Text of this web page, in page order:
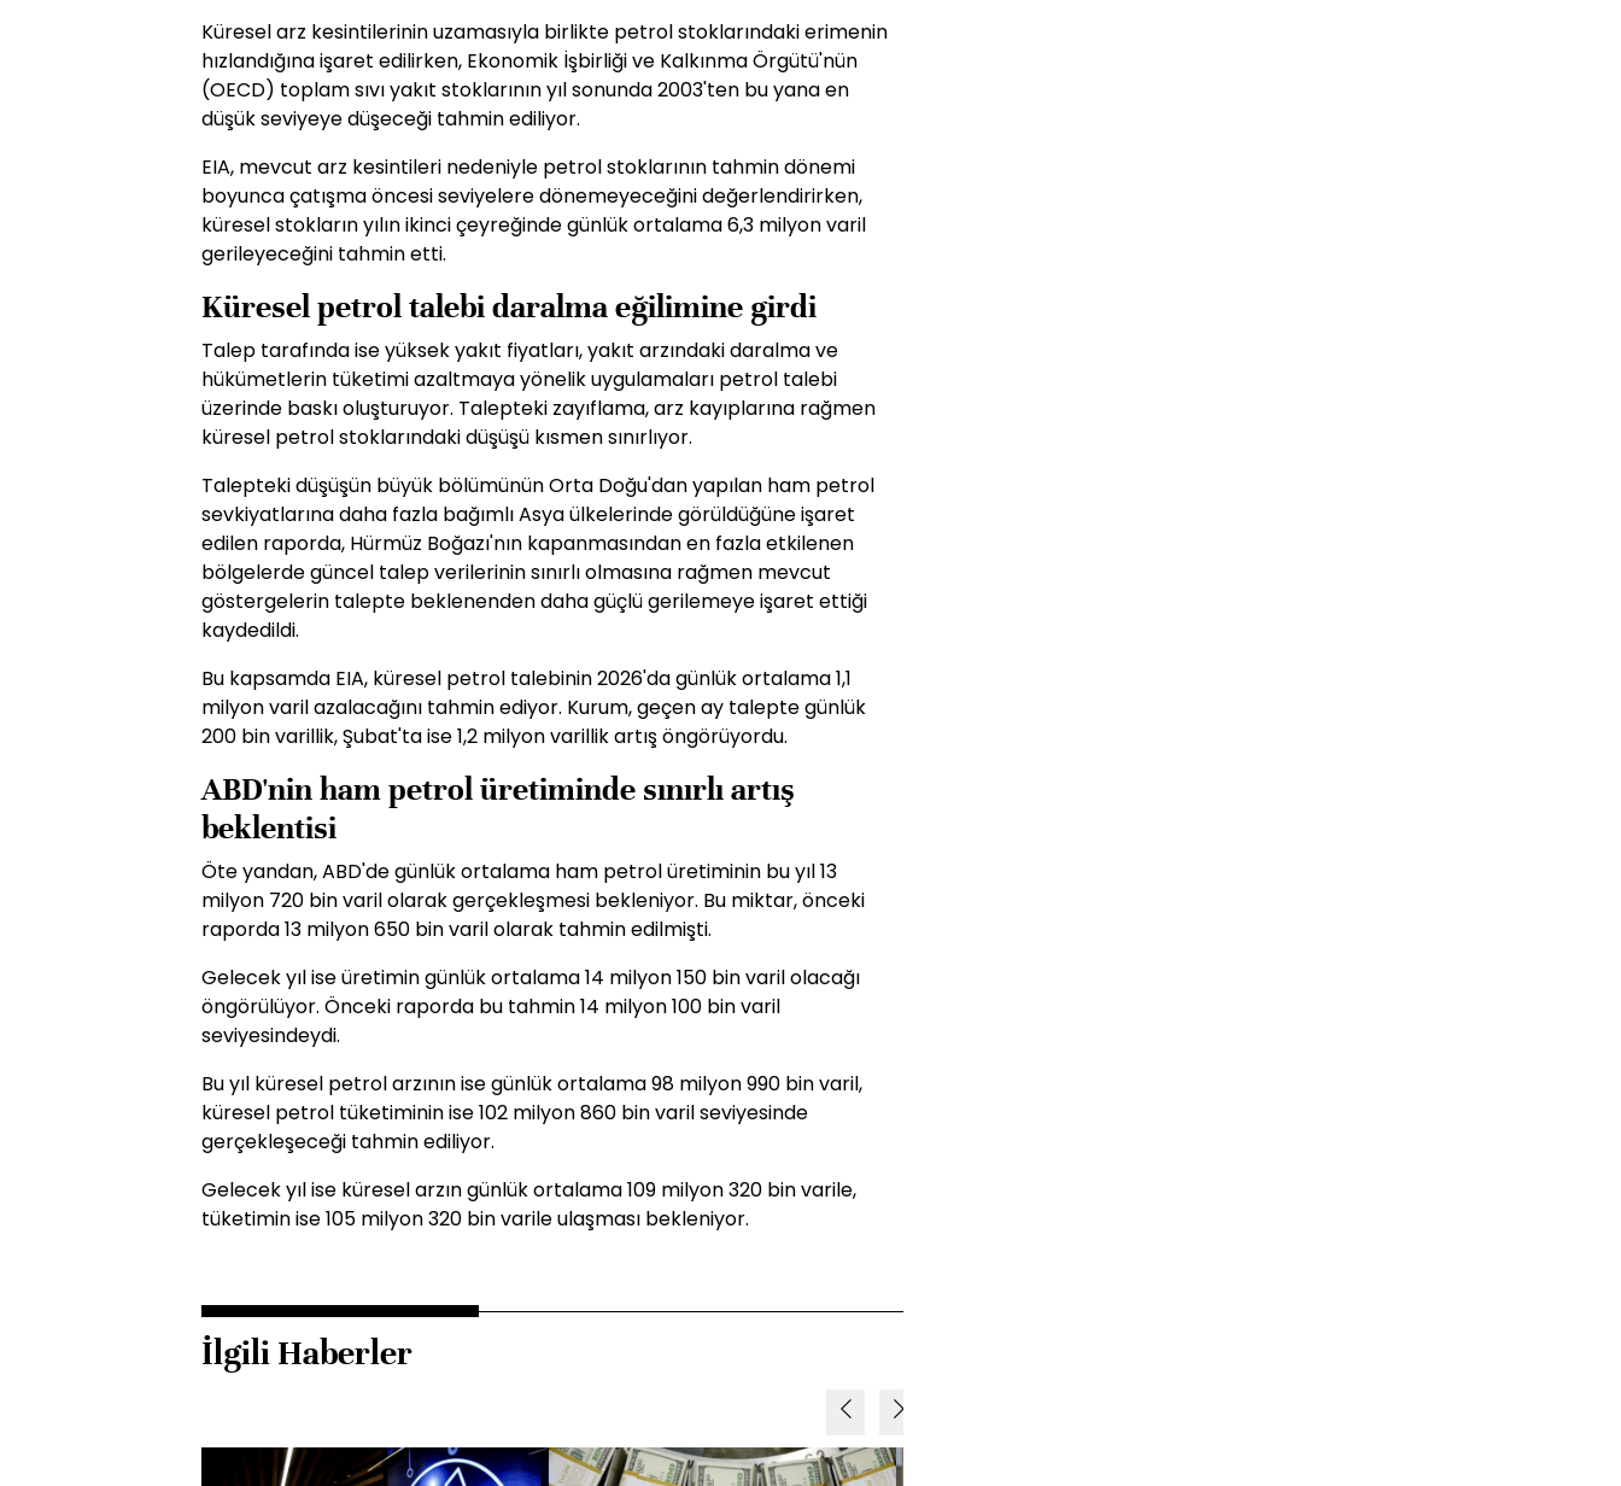
Küresel arz kesintilerinin uzamasıyla birlikte petrol stoklarındaki erimenin
hızlandığına işaret edilirken, Ekonomik İşbirliği ve Kalkınma Örgütü'nün
(OECD) toplam sıvı yakıt stoklarının yıl sonunda 2003'ten bu yana en
düşük seviyeye düşeceği tahmin ediliyor.
EIA, mevcut arz kesintileri nedeniyle petrol stoklarının tahmin dönemi
boyunca çatışma öncesi seviyelere dönemeyeceğini değerlendirirken,
küresel stokların yılın ikinci çeyreğinde günlük ortalama 6,3 milyon varil
gerileyeceğini tahmin etti.
Küresel petrol talebi daralma eğilimine girdi
Talep tarafında ise yüksek yakıt fiyatları, yakıt arzındaki daralma ve
hükümetlerin tüketimi azaltmaya yönelik uygulamaları petrol talebi
üzerinde baskı oluşturuyor. Talepteki zayıflama, arz kayıplarına rağmen
küresel petrol stoklarındaki düşüşü kısmen sınırlıyor.
Talepteki düşüşün büyük bölümünün Orta Doğu'dan yapılan ham petrol
sevkiyatlarına daha fazla bağımlı Asya ülkelerinde görüldüğüne işaret
edilen raporda, Hürmüz Boğazı'nın kapanmasından en fazla etkilenen
bölgelerde güncel talep verilerinin sınırlı olmasına rağmen mevcut
göstergelerin talepte beklenenden daha güçlü gerilemeye işaret ettiği
kaydedildi.
Bu kapsamda EIA, küresel petrol talebinin 2026'da günlük ortalama 1,1
milyon varil azalacağını tahmin ediyor. Kurum, geçen ay talepte günlük
200 bin varillik, Şubat'ta ise 1,2 milyon varillik artış öngörüyordu.
ABD'nin ham petrol üretiminde sınırlı artış
beklentisi
Öte yandan, ABD'de günlük ortalama ham petrol üretiminin bu yıl 13
milyon 720 bin varil olarak gerçekleşmesi bekleniyor. Bu miktar, önceki
raporda 13 milyon 650 bin varil olarak tahmin edilmişti.
Gelecek yıl ise üretimin günlük ortalama 14 milyon 150 bin varil olacağı
öngörülüyor. Önceki raporda bu tahmin 14 milyon 100 bin varil
seviyesindeydi.
Bu yıl küresel petrol arzının ise günlük ortalama 98 milyon 990 bin varil,
küresel petrol tüketiminin ise 102 milyon 860 bin varil seviyesinde
gerçekleşeceği tahmin ediliyor.
Gelecek yıl ise küresel arzın günlük ortalama 109 milyon 320 bin varile,
tüketimin ise 105 milyon 320 bin varile ulaşması bekleniyor. ​​​​​​​
İlgili Haberler